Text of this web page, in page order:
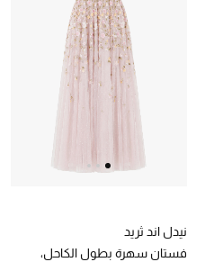
مستلزمات المنزل
تسوقوا الآن
نيدل اند ثريد
فستان سهرة بطول الكاحل،